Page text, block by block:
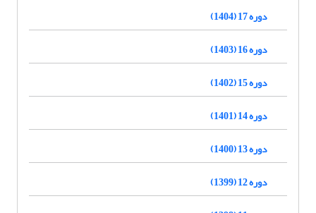
دوره 17 (1404)
دوره 16 (1403)
دوره 15 (1402)
دوره 14 (1401)
دوره 13 (1400)
دوره 12 (1399)